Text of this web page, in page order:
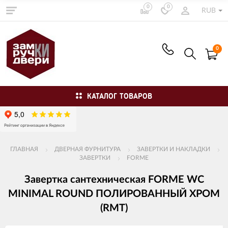
0 0
RUB
0
КАТАЛОГ ТОВАРОВ
ГЛАВНАЯ ДВЕРНАЯ ФУРНИТУРА
ЗАВЕРТКИ И НАКЛАДКИ
ЗАВЕРТКИ
FORME
Завертка сантехническая FORME WC
MINIMAL ROUND ПОЛИРОВАННЫЙ ХРОМ
(RMT)